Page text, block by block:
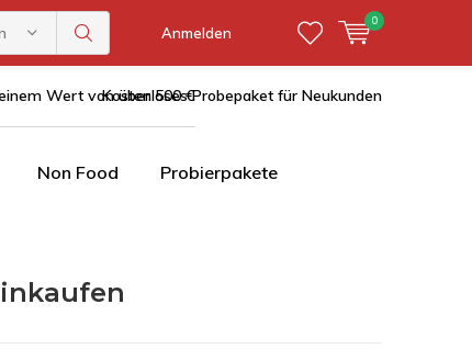
Anmelden
0
Wert von über 500 €
Kostenloses Probepaket für Neukunden
Non Food Probierpakete